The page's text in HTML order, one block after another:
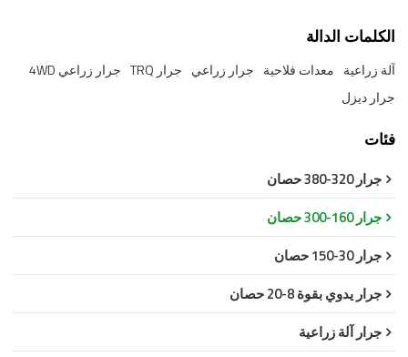
الكلمات الدالة
آلة زراعية معدات فلاحية جرار زراعي جرار TRQ
جرار زراعي 4WD
جرار ديزل
فئات
جرار 320-380 حصان
جرار 160-300 حصان
جرار 30-150 حصان
جرار يدوي بقوة 8-20 حصان
جرار آلة زراعية